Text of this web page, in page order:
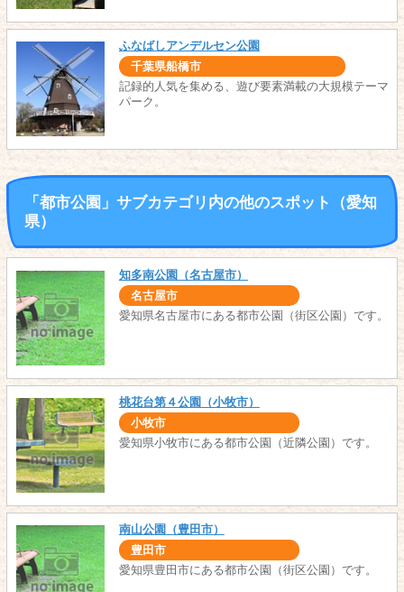
ふなばしアンデルセン公園
千葉県船橋市
記録的人気を集める、遊び要素満載の大規模テーマ
パーク。
「都市公園」サブカテゴリ内の他のスポット（愛知
県）
知多南公園（名古屋市）
名古屋市
愛知県名古屋市にある都市公園（街区公園）です。
桃花台第４公園（小牧市）
小牧市
愛知県小牧市にある都市公園（近隣公園）です。
南山公園（豊田市）
豊田市
愛知県豊田市にある都市公園（街区公園）です。